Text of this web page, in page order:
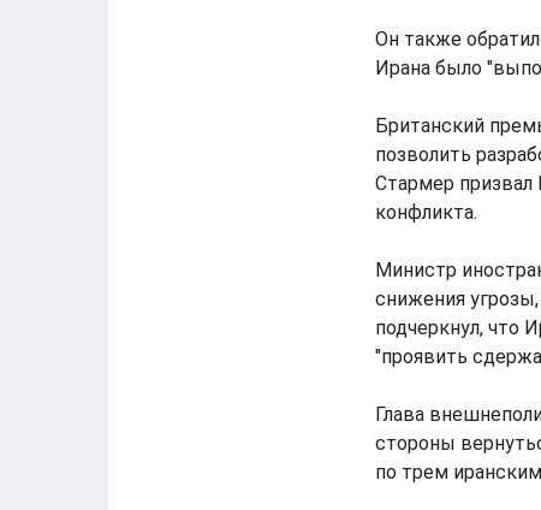
Он также
Ирана было
Британский
позволить
Стармер призвал
конфликта.
Министр
снижения
подчеркнул, что
"проявить
Глава
стороны
по трем